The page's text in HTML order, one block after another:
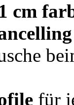
cm
für